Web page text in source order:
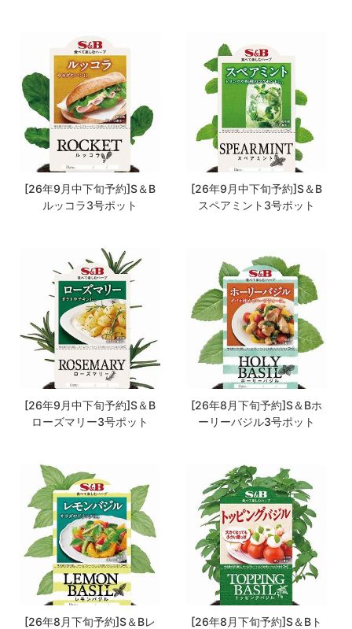
[26年9月中下旬予約]S＆B
ルッコラ3号ポット
[26年9月中下旬予約]S＆B
スペアミント3号ポット
[26年9月中下旬予約]S＆B
ローズマリー3号ポット
[26年8月下旬予約]S＆Bホ
ーリーバジル3号ポット
[26年8月下旬予約]S＆Bレ [26年8月下旬予約]S＆Bト